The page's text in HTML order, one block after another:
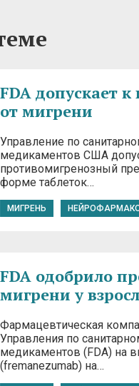
FDA допускает
от мигрени
Управление по
медикаментов США
противомигренозный
форме таблеток…
МИГРЕНЬ
FDA одобрило
мигрени у
Фармацевтическая
Управления по
медикаментов (FDA) на
(fremanezumab) на…